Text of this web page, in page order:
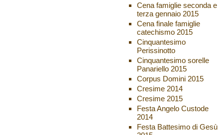
Cena famiglie seconda e
terza gennaio 2015
Cena finale famiglie
catechismo 2015
Cinquantesimo
Perissinotto
Cinquantesimo sorelle
Panariello 2015
Corpus Domini 2015
Cresime 2014
Cresime 2015
Festa Angelo Custode
2014
Festa Battesimo di Gesù